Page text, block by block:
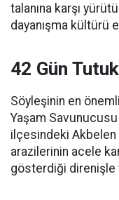
talanına karşı
dayanışma kültürü
42 Gün
Söyleşinin en
Yaşam Savunucusu
ilçesindeki Akbelen
arazilerinin acele
gösterdiği direnişle